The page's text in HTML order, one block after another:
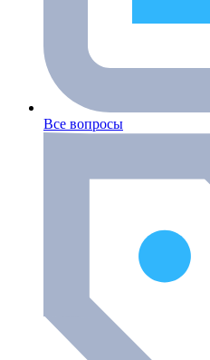
Все вопросы